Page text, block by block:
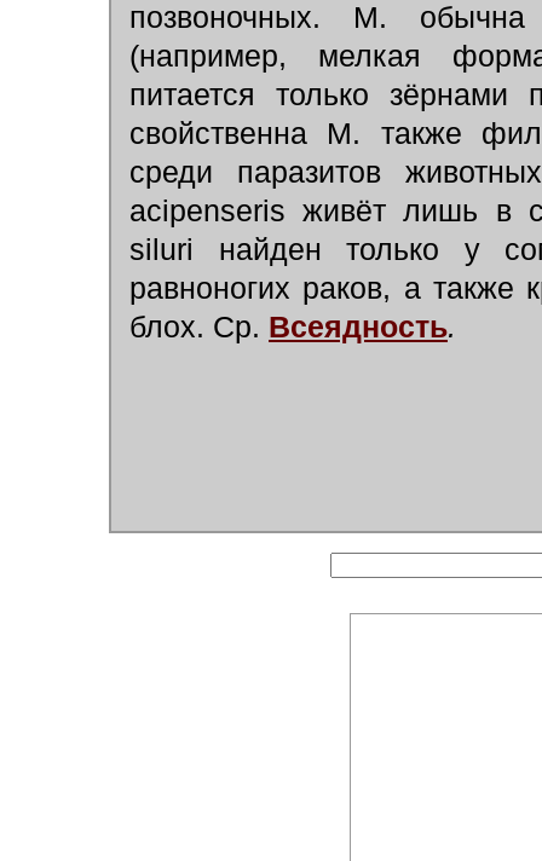
позвоночных. М. обычна
(например, мелкая
питается только
свойственна М. также
среди паразитов
acipenseris живёт лишь в
siluri найден только у
равноногих раков, а
блох. Ср. Всеядность.